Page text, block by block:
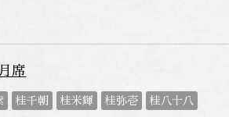
席
桂千朝 桂米輝 桂弥壱 桂八十八